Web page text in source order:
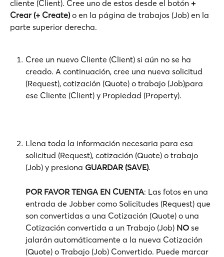
cliente (Client). Cree uno de estos desde el botón +
Crear (+ Create) o en la página de trabajos (Job) en la
parte superior derecha.
Cree un nuevo Cliente (Client) si aún no se ha
creado. A continuación, cree una nueva solicitud
(Request), cotización (Quote) o trabajo (Job)para
ese Cliente (Client) y Propiedad (Property).
Llena toda la información necesaria para esa
solicitud (Request), cotización (Quote) o trabajo
(Job) y presiona GUARDAR (SAVE).
POR FAVOR TENGA EN CUENTA: Las fotos en una
entrada de Jobber como Solicitudes (Request) que
son convertidas a una Cotización (Quote) o una
Cotización convertida a un Trabajo (Job) NO se
jalarán automáticamente a la nueva Cotización
(Quote) o Trabajo (Job) Convertido. Puede marcar